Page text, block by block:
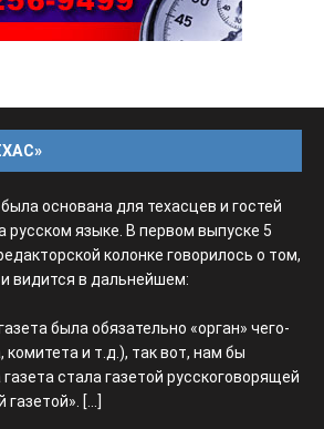
основана для техасцев и гостей
русском языке. В первом выпуске 5
колонке говорилось о том,
видится в дальнейшем:
была обязательно «орган» чего-
комитета и т.д.), так вот, нам бы
стала газетой русскоговорящей
[...]